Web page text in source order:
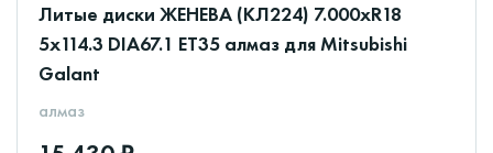
Литые диски ЖЕНЕВА (КЛ224) 7.000xR18
5x114.3 DIA67.1 ET35 алмаз для Mitsubishi
Galant
алмаз